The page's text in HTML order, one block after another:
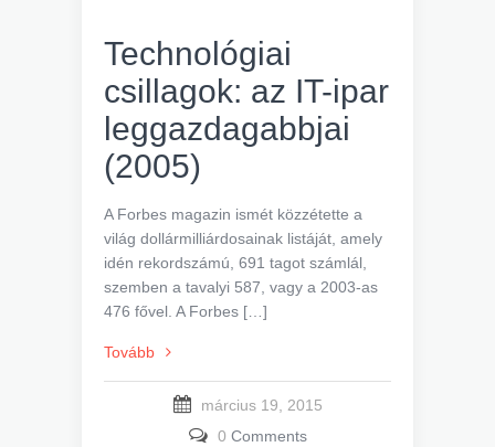
Technológiai
csillagok: az IT-ipar
leggazdagabbjai
(2005)
A Forbes magazin ismét közzétette a
világ dollármilliárdosainak listáját, amely
idén rekordszámú, 691 tagot számlál,
szemben a tavalyi 587, vagy a 2003-as
476 fővel. A Forbes […]
Tovább
március 19, 2015
0 Comments